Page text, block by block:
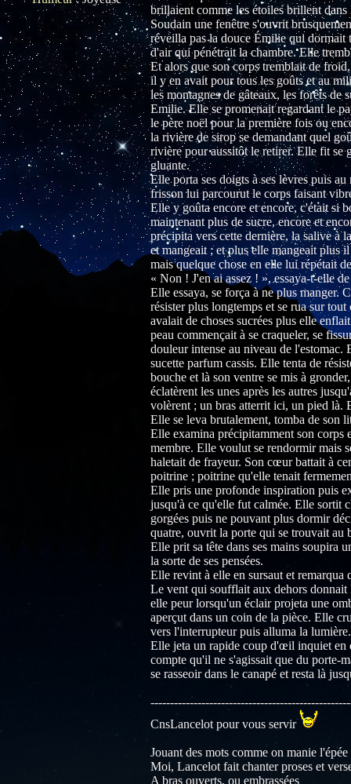
brillaient comme les étoiles brillent dans
Soudain une fenêtre s'ouvrit
réveilla pas la douce Émilie qui dormait
d'air qui pénétrait la chambre. Elle
Et alors que son corps tremblait de
il y en avait pour tous les goûts et au
les montagnes de gâteaux, les forêts de
Emilie. Elle se promenait regardant le
le père noël pour la première fois ou
la rivière de sirop se demandant quel
rivière pour aussitôt le retirer. Elle fit se
gluante.
Elle porta ses doigts à ses lèvres puis
frisson lui parcourut le corps faisant
Elle y goûta encore et encore, c'était si
maintenant plus de sucre, encore et
précipita vers cette dernière, la salive à
et mangeait ; et plus elle mangeait plus
mais quelque chose en elle lui répétait
« Non ! J'en ai assez ! », essaya-t-elle
Elle essaya, se força à ne plus manger.
résister plus longtemps et se rua sur
avalait de choses sucrées plus elle
peau commençait à se craqueler, se
douleur intense au niveau de
sucette parfum cassis. Elle tenta de
bouche et là son ventre se mis à
éclatèrent les unes après les autres
volèrent ; un bras atterrit ici, un pied là.
Elle se leva brutalement, tomba de son
Elle examina précipitamment son corps
membre. Elle voulut se rendormir mais
haletait de frayeur. Son cœur battait à
poitrine ; poitrine qu'elle tenait
Elle pris une profonde inspiration puis
jusqu'à ce qu'elle fut calmée. Elle sortit
gorgées puis ne pouvant plus dormir
quatre, ouvrit la porte qui se trouvait au
Elle prit sa tête dans ses mains soupira
la sorte de ses pensées.
Elle revint à elle en sursaut et
Le vent qui soufflait aux dehors donnait
elle peur lorsqu'un éclair projeta une
aperçut dans un coin de la pièce. Elle
vers l'interrupteur puis alluma la lumière.
Elle jeta un rapide coup d'œil inquiet en
compte qu'il ne s'agissait que du porte-
se rasseoir dans le canapé et resta là
CnsLancelot pour vous servir
Jouant des mots comme on manie l'épée
Moi, Lancelot fait chanter proses et
A bras ouverts, ou embrassées